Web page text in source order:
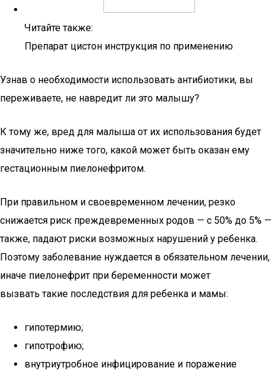
Читайте также:
Препарат цистон инструкция по применению
Узнав о необходимости использовать антибиотики, вы
переживаете, не навредит ли это малышу?
К тому же, вред для малыша от их использования будет
значительно ниже того, какой может быть оказан ему
гестационным пиелонефритом.
При правильном и своевременном лечении, резко
снижается риск преждевременных родов — с 50% до 5% —
также, падают риски возможных нарушений у ребенка.
Поэтому заболевание нуждается в обязательном лечении,
иначе пиелонефрит при беременности может
вызвать такие последствия для ребенка и мамы:
гипотермию;
гипотрофию;
внутриутробное инфицирование и поражение